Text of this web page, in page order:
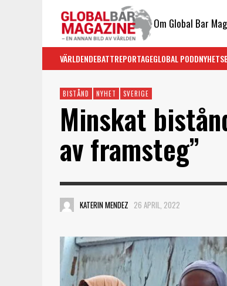
Om Global Bar
VÄRLDENDEBATTREPORTAGEGLOBAL PODD
BISTÅND NYHET SVERIGE
Minskat
av framsteg”
KATERIN MENDEZ 26 APRIL, 2022